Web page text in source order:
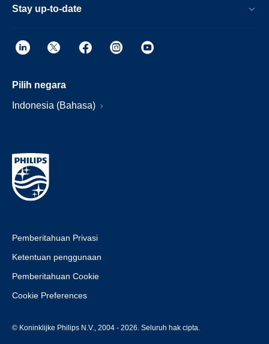
Stay up-to-date
Pilih negara
Indonesia (Bahasa)
Pemberitahuan Privasi
Ketentuan penggunaan
Pemberitahuan Cookie
Cookie Preferences
© Koninklijke Philips N.V., 2004 - 2026. Seluruh hak cipta.